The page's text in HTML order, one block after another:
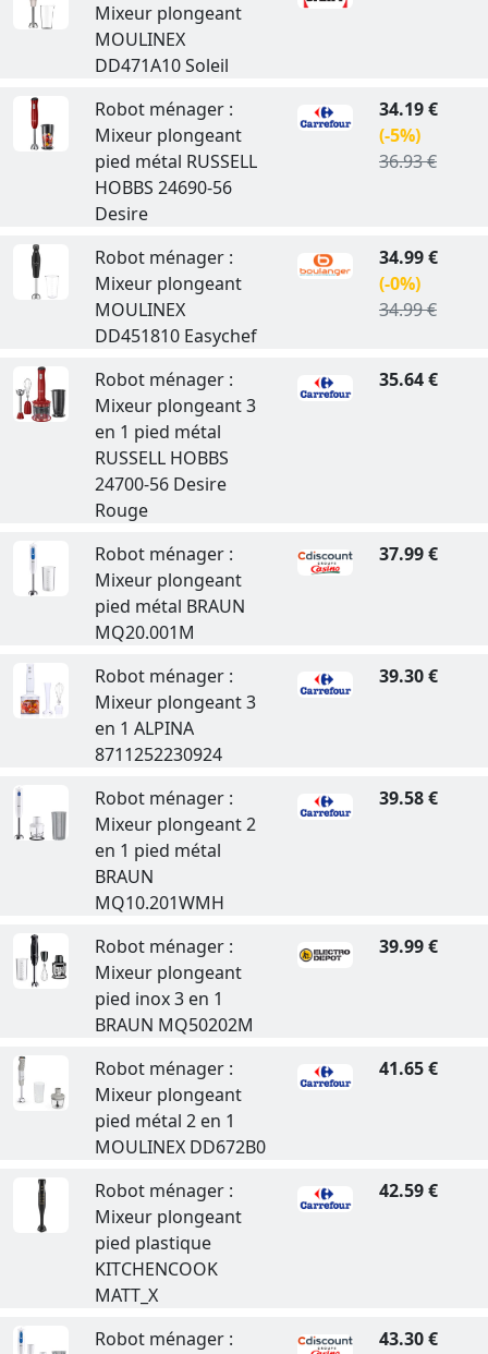
Mixeur plongeant
MOULINEX
DD471A10 Soleil
Robot ménager :
Mixeur plongeant
pied métal RUSSELL
HOBBS 24690-56
Desire
34.19 €
(-5%)
36.93 €
Robot ménager :
Mixeur plongeant
MOULINEX
DD451810 Easychef
34.99 €
(-0%)
34.99 €
Robot ménager :
Mixeur plongeant 3
en 1 pied métal
RUSSELL HOBBS
24700-56 Desire
Rouge
35.64 €
Robot ménager :
Mixeur plongeant
pied métal BRAUN
MQ20.001M
37.99 €
Robot ménager :
Mixeur plongeant 3
en 1 ALPINA
8711252230924
39.30 €
Robot ménager :
Mixeur plongeant 2
en 1 pied métal
BRAUN
MQ10.201WMH
39.58 €
Robot ménager :
Mixeur plongeant
pied inox 3 en 1
BRAUN MQ50202M
39.99 €
Robot ménager :
Mixeur plongeant
pied métal 2 en 1
MOULINEX DD672B0
41.65 €
Robot ménager :
Mixeur plongeant
pied plastique
KITCHENCOOK
MATT_X
42.59 €
Robot ménager :
43.30 €